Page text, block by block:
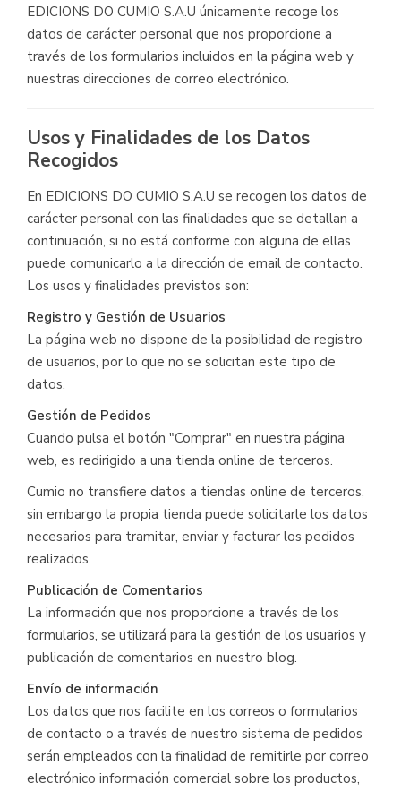
EDICIONS DO CUMIO S.A.U únicamente recoge los
datos de carácter personal que nos proporcione a
través de los formularios incluidos en la página web y
nuestras direcciones de correo electrónico.
Usos y Finalidades de los Datos
Recogidos
En EDICIONS DO CUMIO S.A.U se recogen los datos de
carácter personal con las finalidades que se detallan a
continuación, si no está conforme con alguna de ellas
puede comunicarlo a la dirección de email de contacto.
Los usos y finalidades previstos son:
Registro y Gestión de Usuarios
La página web no dispone de la posibilidad de registro
de usuarios, por lo que no se solicitan este tipo de
datos.
Gestión de Pedidos
Cuando pulsa el botón "Comprar" en nuestra página
web, es redirigido a una tienda online de terceros.
Cumio no transfiere datos a tiendas online de terceros,
sin embargo la propia tienda puede solicitarle los datos
necesarios para tramitar, enviar y facturar los pedidos
realizados.
Publicación de Comentarios
La información que nos proporcione a través de los
formularios, se utilizará para la gestión de los usuarios y
publicación de comentarios en nuestro blog.
Envío de información
Los datos que nos facilite en los correos o formularios
de contacto o a través de nuestro sistema de pedidos
serán empleados con la finalidad de remitirle por correo
electrónico información comercial sobre los productos,